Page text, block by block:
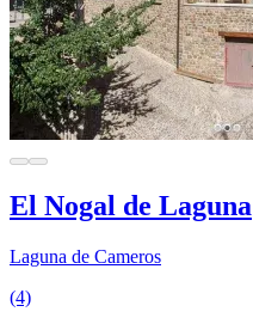
El Nogal de Laguna
Laguna de Cameros
(4)